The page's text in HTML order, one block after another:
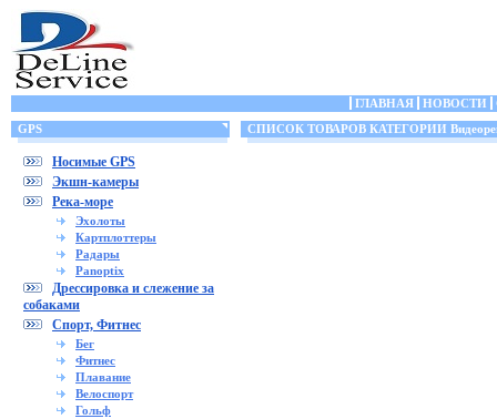
ГЛАВНАЯ НОВОСТИ
GPS
Носимые GPS
Экшн-камеры
Река-море
Эхолоты
Картплоттеры
Радары
Panoptix
Дрессировка и слежение за
собаками
Спорт, Фитнес
Бег
Фитнес
Плавание
Велоспорт
Гольф
СПИСОК ТОВАРОВ КАТЕГОРИИ